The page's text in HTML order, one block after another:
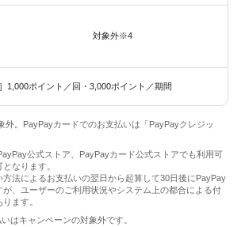
対象外※4
1,000ポイント／回・3,000ポイント／期間
。PayPayカードでのお支払いは「PayPayクレジッ
公式ストア、PayPayカード公式ストアでも利用可
なります。
法によるお支払いの翌日から起算して30日後にPayPay
、ユーザーのご利用状況やシステム上の都合による付
ます。
はキャンペーンの対象外です。